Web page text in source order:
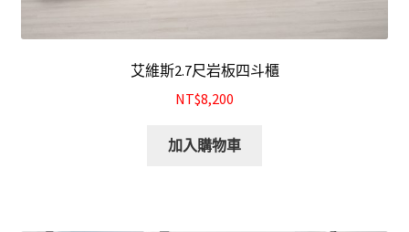
艾維斯2.7尺岩板四斗櫃
NT$8,200
加入購物車